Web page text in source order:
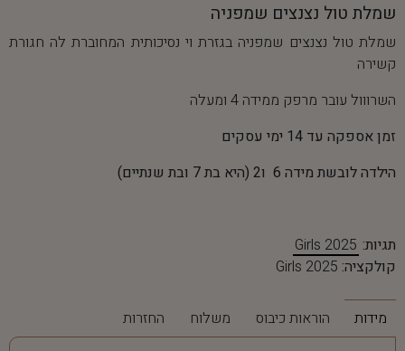
שמלת טול נצנצים שמפניה
שמלת טול נצנצים שמפניה בגזרת וי נסיכותית המחוברת לה חגורת
קשירה
השרווול עובר מרפק ממידה 4 ומעלה
זמן אספקה עד 14 ימי עסקים
הילדה לובשת מידה 6 ו2 (היא בת 7 ובת שנתיים)
תגיות: Girls 2025
קולקציה: Girls 2025
מידות הוראות כיבוס משלוח החזרות